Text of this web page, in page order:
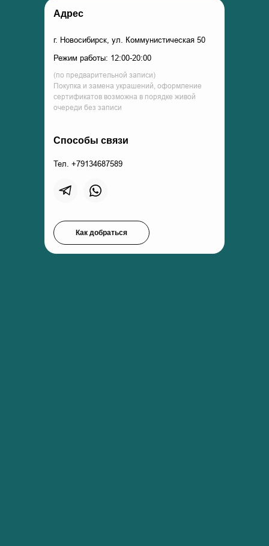
Адрес
Способы связи
г. Новосибирск, ул. Коммунистическая 50
Тел. +79134687589
Режим работы: 12:00-20:00
(по предварительной записи)
Покупка и замена украшений, оформление
сертификатов возможна в порядке живой
очереди без записи
Как добраться